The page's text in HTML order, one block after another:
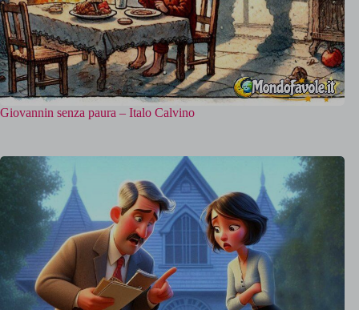
Giovannin senza paura – Italo Calvino